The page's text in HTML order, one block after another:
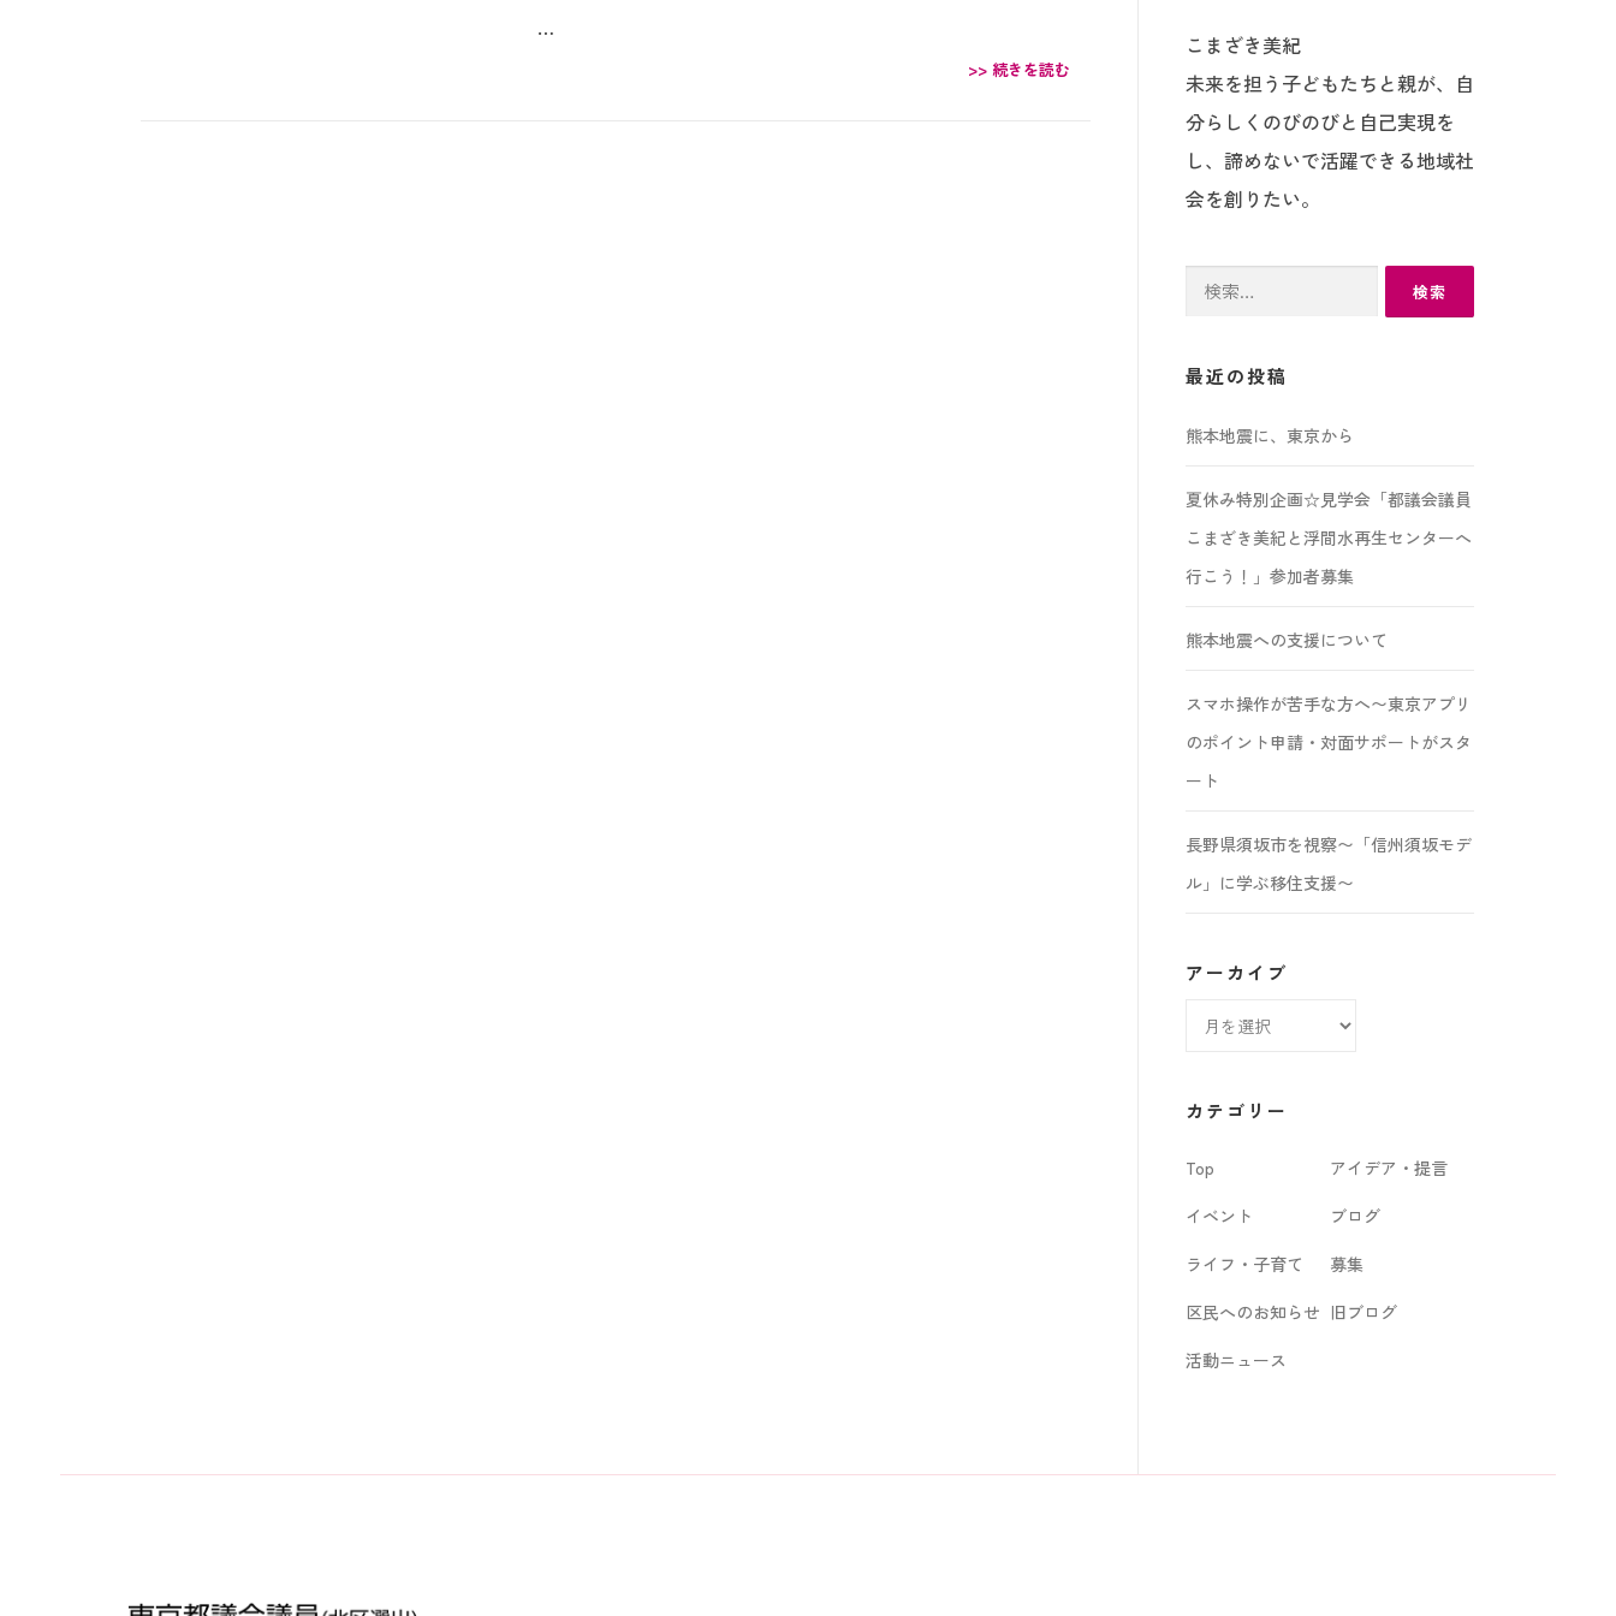
…
>> 続きを読む
こまざき美紀
未来を担う子どもたちと親が、自
分らしくのびのびと自己実現を
し、諦めないで活躍できる地域社
会を創りたい。
最近の投稿
熊本地震に、東京から
夏休み特別企画☆見学会「都議会議員
こまざき美紀と浮間水再生センターへ
行こう！」参加者募集
熊本地震への支援について
スマホ操作が苦手な方へ〜東京アプリ
のポイント申請・対面サポートがスタ
ート
長野県須坂市を視察〜「信州須坂モデ
ル」に学ぶ移住支援〜
アーカイブ
ブ
カテゴリー
Top
アイデア・提言
イベント
ブログ
ライフ・子育て
募集
区民へのお知らせ 旧ブログ
活動ニュース